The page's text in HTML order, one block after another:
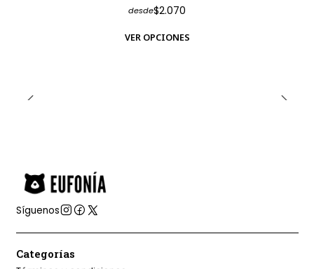
desde$2.070
VER OPCIONES
Síguenos
Categorías